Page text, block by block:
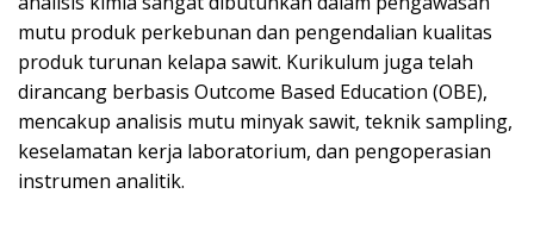
mutu produk perkebunan dan pengendalian kualitas
produk turunan kelapa sawit. Kurikulum juga telah
dirancang berbasis Outcome Based Education (OBE),
mencakup analisis mutu minyak sawit, teknik sampling,
keselamatan kerja laboratorium, dan pengoperasian
instrumen analitik.